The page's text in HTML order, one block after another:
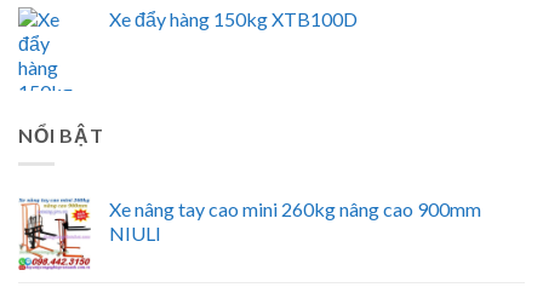
Xe đẩy hàng 150kg XTB100D
NỔI BẬT
Xe nâng tay cao mini 260kg nâng cao 900mm
NIULI